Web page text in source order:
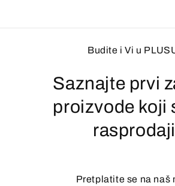
Budite i Vi u
Saznajte prvi
proizvode koji
rasprodaji
Pretplatite se na naš